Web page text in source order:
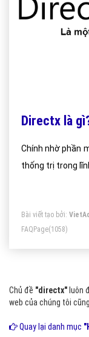
Directx là
Chính nhờ phần
thống trị trong
Bài viết tạo bởi:
FAQPage(1058)
Chủ đề "directx" luôn
web của chúng tôi
Quay lại danh mục